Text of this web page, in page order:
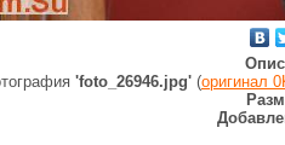
'foto_26946.jpg' (оригинал